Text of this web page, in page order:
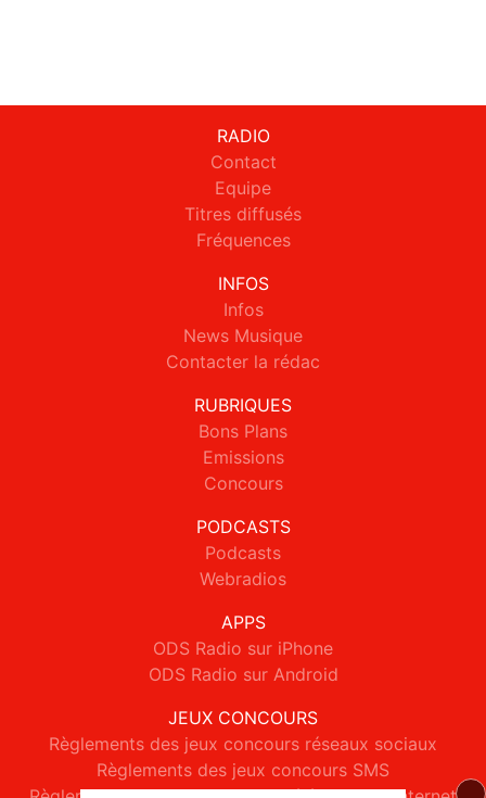
RADIO
Contact
Equipe
Titres diffusés
Fréquences
INFOS
Infos
News Musique
Contacter la rédac
RUBRIQUES
Bons Plans
Emissions
Concours
PODCASTS
Podcasts
Webradios
APPS
ODS Radio sur iPhone
ODS Radio sur Android
JEUX CONCOURS
Règlements des jeux concours réseaux sociaux
Règlements des jeux concours SMS